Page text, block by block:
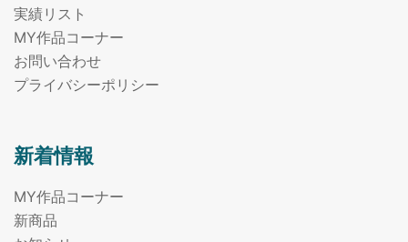
実績リスト
MY作品コーナー
お問い合わせ
プライバシーポリシー
新着情報
MY作品コーナー
新商品